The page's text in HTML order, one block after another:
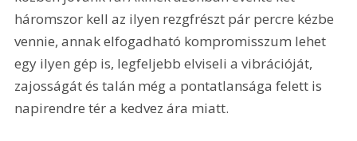
háromszor kell az ilyen rezgfrészt pár percre kézbe
vennie, annak elfogadható kompromisszum lehet
egy ilyen gép is, legfeljebb elviseli a vibrációját,
zajosságát és talán még a pontatlansága felett is
napirendre tér a kedvez ára miatt.